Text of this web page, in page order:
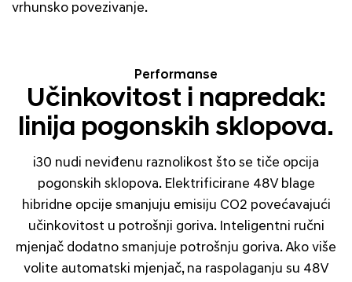
vrhunsko povezivanje.
Performanse
Učinkovitost i napredak:
linija pogonskih sklopova.
i30 nudi neviđenu raznolikost što se tiče opcija
pogonskih sklopova. Elektrificirane 48V blage
hibridne opcije smanjuju emisiju CO2 povećavajući
učinkovitost u potrošnji goriva. Inteligentni ručni
mjenjač dodatno smanjuje potrošnju goriva. Ako više
volite automatski mjenjač, na raspolaganju su 48V